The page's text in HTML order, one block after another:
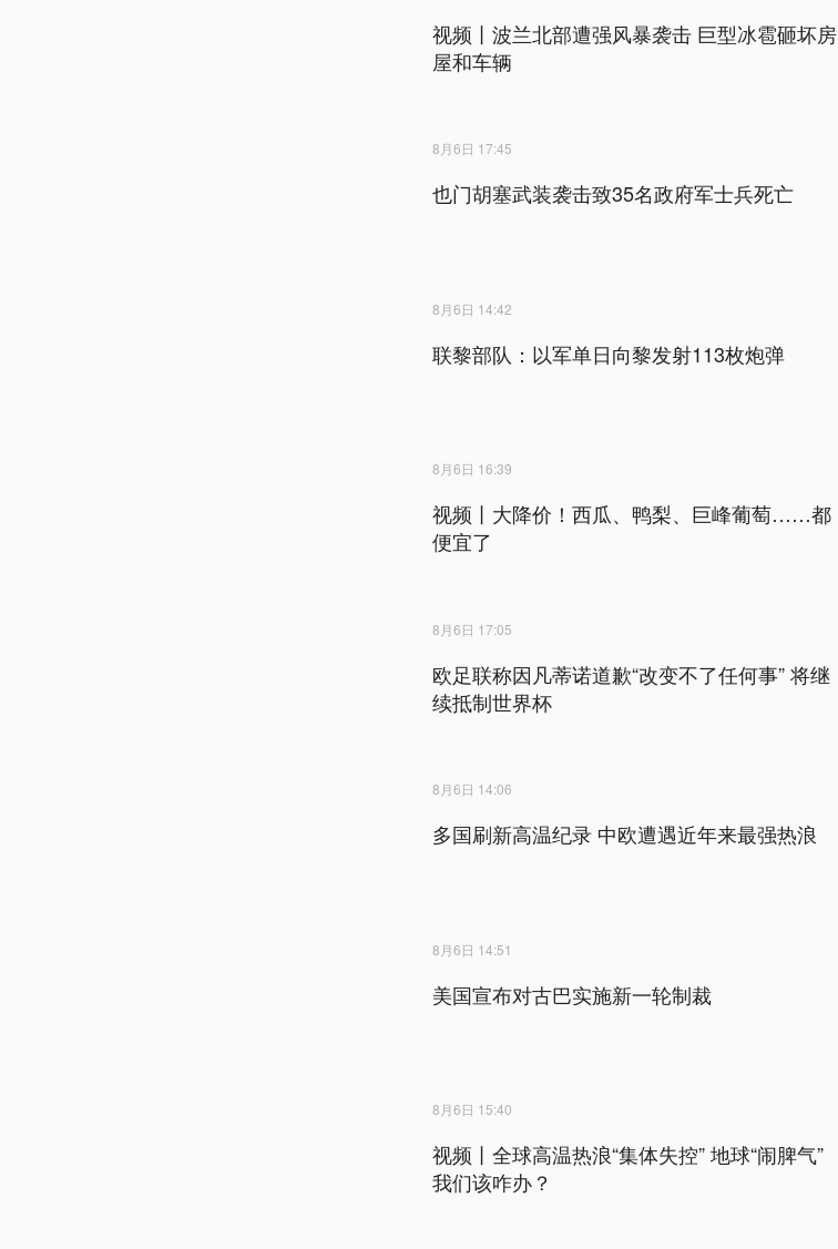
视频丨波兰北部遭强风暴袭击 巨型冰雹砸坏房
屋和车辆
8月6日 17:45
也门胡塞武装袭击致35名政府军士兵死亡
8月6日 14:42
联黎部队：以军单日向黎发射113枚炮弹
8月6日 16:39
视频丨大降价！西瓜、鸭梨、巨峰葡萄……都
便宜了
8月6日 17:05
欧足联称因凡蒂诺道歉“改变不了任何事” 将继
续抵制世界杯
8月6日 14:06
多国刷新高温纪录 中欧遭遇近年来最强热浪
8月6日 14:51
美国宣布对古巴实施新一轮制裁
8月6日 15:40
视频丨全球高温热浪“集体失控” 地球“闹脾气”
我们该咋办？